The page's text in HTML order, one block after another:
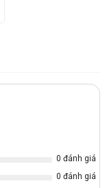
nào.
giấy.
0 đánh giá
0 đánh giá